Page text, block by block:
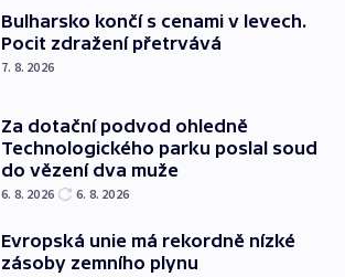
Bulharsko končí s cenami v levech.
Pocit zdražení přetrvává
7. 8. 2026
Za dotační podvod ohledně
Technologického parku poslal soud
do vězení dva muže
6. 8. 2026 6. 8. 2026
Evropská unie má rekordně nízké
zásoby zemního plynu